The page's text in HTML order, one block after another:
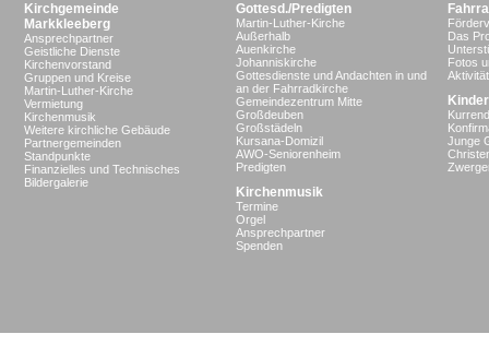
Kirchgemeinde
Markkleeberg
Ansprechpartner
Geistliche Dienste
Kirchenvorstand
Gruppen und Kreise
Martin-Luther-Kirche
Vermietung
Kirchenmusik
Weitere kirchliche Gebäude
Partnergemeinden
Standpunkte
Finanzielles und Technisches
Bildergalerie
Gottesd./Predigten
Martin-Luther-Kirche
Außerhalb
Auenkirche
Johanniskirche
Gottesdienste und Andachten in und
an der Fahrradkirche
Gemeindezentrum Mitte
Großdeuben
Großstädeln
Kursana-Domizil
AWO-Seniorenheim
Predigten
Kirchenmusik
Termine
Orgel
Ansprechpartner
Spenden
Das
Fotos
Junge